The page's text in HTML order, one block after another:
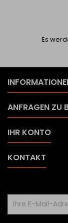
Es
ANFRAGEN ZU
IHR KONTO
KONTAKT